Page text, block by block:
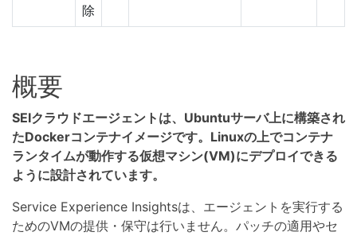
除
概要
SEIクラウドエージェントは、Ubuntuサーバ上に構築され
たDockerコンテナイメージです。Linuxの上でコンテナ
ランタイムが動作する仮想マシン(VM)にデプロイできる
ように設計されています。
Service Experience Insightsは、エージェントを実行する
ためのVMの提供・保守は行いません。パッチの適用やセ